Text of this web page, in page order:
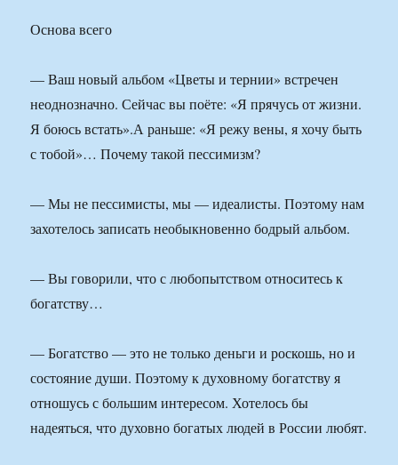
Основа всего
— Ваш новый альбом «Цветы и тернии» встречен
неоднозначно. Сейчас вы поёте: «Я прячусь от жизни.
Я боюсь встать».А раньше: «Я режу вены, я хочу быть
с тобой»… Почему такой пессимизм?
— Мы не пессимисты, мы — идеалисты. Поэтому нам
захотелось записать необыкновенно бодрый альбом.
— Вы говорили, что с любопытством относитесь к
богатству…
— Богатство — это не только деньги и роскошь, но и
состояние души. Поэтому к духовному богатству я
отношусь с большим интересом. Хотелось бы
надеяться, что духовно богатых людей в России любят.